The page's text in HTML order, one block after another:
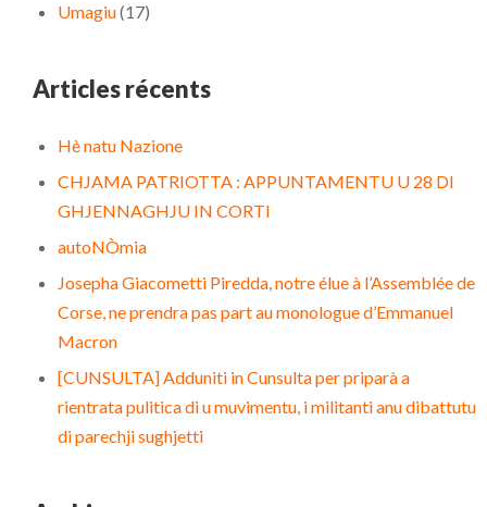
Umagiu(17)
Articles récents
Hè natu Nazione
CHJAMA PATRIOTTA : APPUNTAMENTU U 28 DI
GHJENNAGHJU IN CORTI
autoNÒmia
Josepha Giacometti Piredda, notre élue à l’Assemblée de
Corse, ne prendra pas part au monologue d’Emmanuel
Macron
[CUNSULTA] Adduniti in Cunsulta per priparà a
rientrata pulitica di u muvimentu, i militanti anu dibattutu
di parechji sughjetti